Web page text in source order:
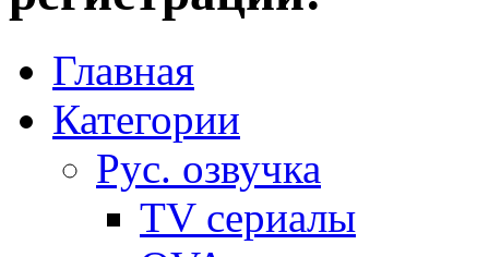
Главная
Категории
Рус. озвучка
TV сериалы